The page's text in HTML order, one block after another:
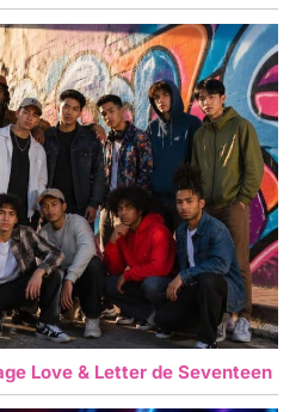
Love & Letter de Seventeen